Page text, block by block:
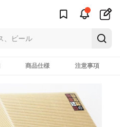
商品仕様 注意事項